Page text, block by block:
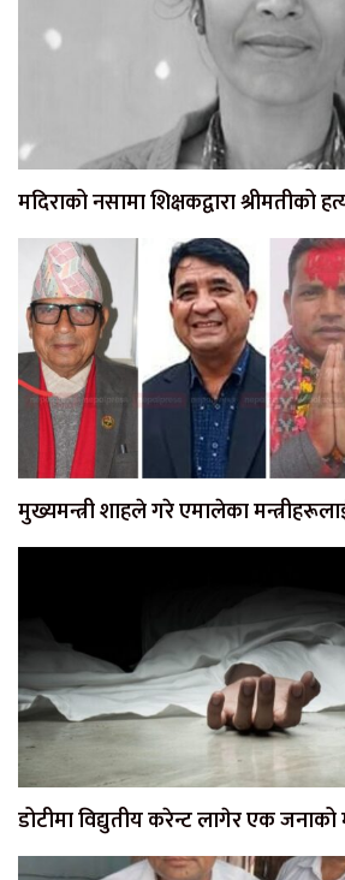
मदिराको नसामा शिक्षकद्वारा श्रीमतीको
मुख्यमन्त्री शाहले गरे एमालेका
डोटीमा विद्युतीय करेन्ट लागेर एक जनाको